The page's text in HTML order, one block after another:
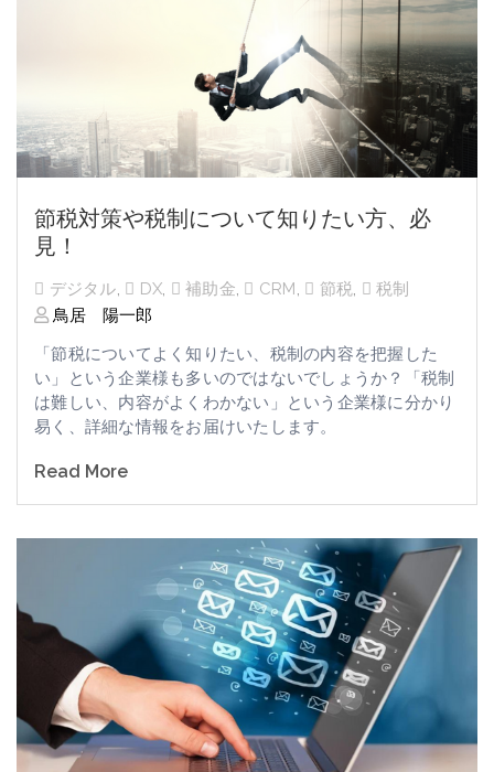
節税対策や税制について知りたい方、必
見！
デジタル, DX, 補助金, CRM, 節税,
税制
鳥居 陽一郎
「節税についてよく知りたい、税制の内容を把握した
い」という企業様も多いのではないでしょうか？「税制
は難しい、内容がよくわかない」という企業様に分かり
易く、詳細な情報をお届けいたします。
Read More